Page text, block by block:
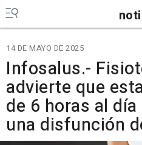
noti
14 DE MAYO DE 2025
Infosalus.-
advierte que
de 6 horas al
una disfunción